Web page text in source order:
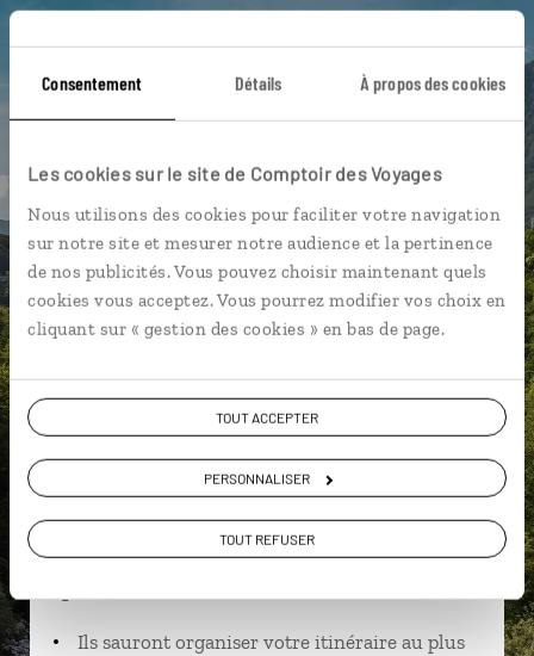
Consentement Détails À propos des cookies
Les cookies sur le site de Comptoir des Voyages
Nous utilisons des cookies pour faciliter votre navigation
sur notre site et mesurer notre audience et la pertinence
de nos publicités. Vous pouvez choisir maintenant quels
cookies vous acceptez. Vous pourrez modifier vos choix en
cliquant sur « gestion des cookies » en bas de page.
TOUT ACCEPTER
PERSONNALISER
TOUT REFUSER
Une envie de voyage
particulière ?
Grottes de Postojna Kanal Bohinj
Col de Vrsic
Grottes de Skocjan Ljubljana
Nicolas,
spécialiste Slovénie
Suivez vos envies et demandez conseils à nos
Ils sauront organiser votre itinéraire au plus